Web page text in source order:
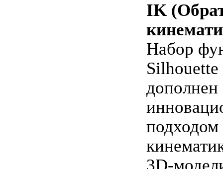
IK
Набор
дополнен
подходом